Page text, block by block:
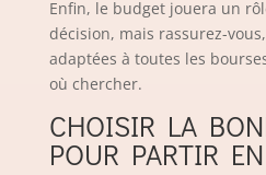
Enfin, le budget jouera un
décision, mais rassurez-
adaptées à toutes les
où chercher.
CHOISIR LA
POUR PARTIR